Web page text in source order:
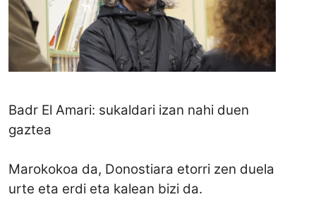
Badr El Amari: sukaldari izan nahi duen
gaztea
Marokokoa da, Donostiara etorri zen duela
urte eta erdi eta kalean bizi da.